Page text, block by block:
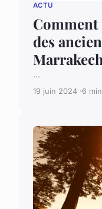
ACTU
des
...
19 juin 2024 6